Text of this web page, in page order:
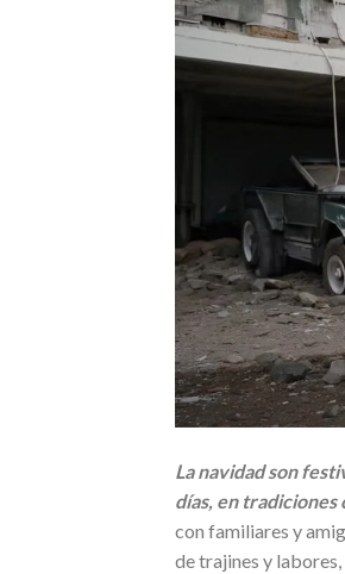
La navidad son
días, en
con familiares y
de trajines y